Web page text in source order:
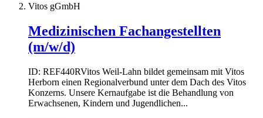
Vitos gGmbH
Medizinischen Fachangestellten
(m/w/d)
ID: REF440RVitos Weil-Lahn bildet gemeinsam mit Vitos
Herborn einen Regionalverbund unter dem Dach des Vitos
Konzerns. Unsere Kernaufgabe ist die Behandlung von
Erwachsenen, Kindern und Jugendlichen...